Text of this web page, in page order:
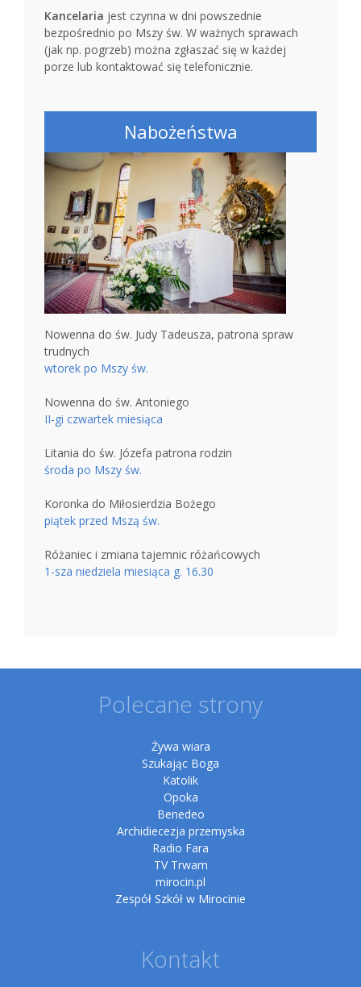
Kancelaria jest czynna w dni powszednie
bezpośrednio po Mszy św. W ważnych sprawach
(jak np. pogrzeb) można zgłaszać się w każdej
porze lub kontaktować się telefonicznie.
Nabożeństwa
Nowenna do św. Judy Tadeusza, patrona spraw
trudnych
wtorek po Mszy św.
Nowenna do św. Antoniego
II-gi czwartek miesiąca
Litania do św. Józefa patrona rodzin
środa po Mszy św.
Koronka do Miłosierdzia Bożego
piątek przed Mszą św.
Różaniec i zmiana tajemnic różańcowych
1-sza niedziela miesiąca g. 16.30
Polecane strony
Żywa wiara
Szukając Boga
Katolik
Opoka
Benedeo
Archidiecezja przemyska
Radio Fara
TV Trwam
mirocin.pl
Zespół Szkół w Mirocinie
Kontakt